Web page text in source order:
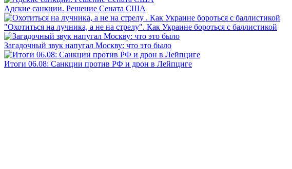
Адские санкции. Решение Сената США
"Охотиться на лучника, а не на стрелу". Как Украине бороться с баллистикой
Загадочный звук напугал Москву: что это было
Итоги 06.08: Санкции против РФ и дрон в Лейпциге